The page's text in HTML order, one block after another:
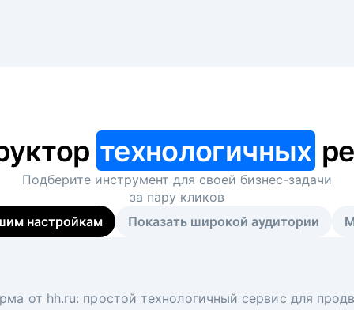
технологичных
Подберите инструмент для своей бизнес-задачи
за пару кликов
настройкам
Показать широкой аудитории
от hh.ru: простой технологичный сервис для
вакансий на главной странице hh.ru.
ключ. Решите, сколько кандидатов и когда вам